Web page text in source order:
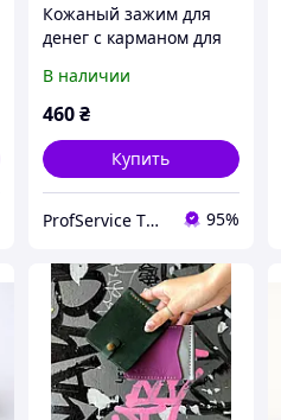
Кожаный зажим для
денег с карманом для
мужской рыжий Zosh
коричневый
В наличии
460₴
Купить
ProfService ТОВ "Профессиональный сервис" 95%